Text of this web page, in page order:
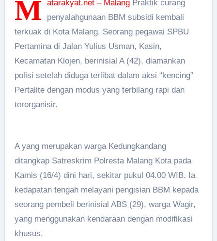
M atarakyat.net – Malang Praktik curang
penyalahgunaan BBM subsidi kembali
terkuak di Kota Malang. Seorang pegawai SPBU
Pertamina di Jalan Yulius Usman, Kasin,
Kecamatan Klojen, berinisial A (42), diamankan
polisi setelah diduga terlibat dalam aksi “kencing”
Pertalite dengan modus yang terbilang rapi dan
terorganisir.
A yang merupakan warga Kedungkandang
ditangkap Satreskrim Polresta Malang Kota pada
Kamis (16/4) dini hari, sekitar pukul 04.00 WIB. Ia
kedapatan tengah melayani pengisian BBM kepada
seorang pembeli berinisial ABS (29), warga Wagir,
yang menggunakan kendaraan dengan modifikasi
khusus.